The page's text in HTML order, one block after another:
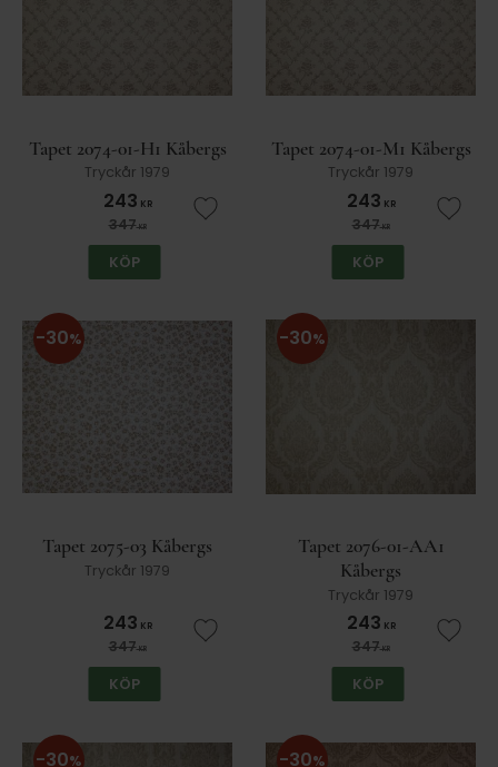
Tapet 2074-01-H1 Kåbergs
Tryckår 1979
243 KR
347KR Lägg till i favoriter
KÖP
Tapet 2074-01-M1 Kåbergs
Tryckår 1979
243 KR
347KR Lägg
KÖP
Tapet 2075-03 Kåbergs
Tryckår 1979
243 KR
347KR
30%
Lägg till i favoriter
KÖP
Tapet 2076-01-AA1
Kåbergs
Tryckår 1979
243 KR
347KR
30%
Lägg
KÖP
30% 30%